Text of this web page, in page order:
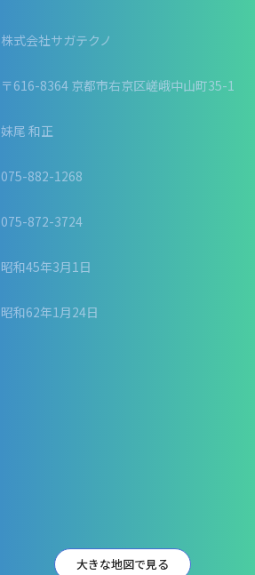
株式会社サガテクノ
〒616-8364 京都市右京区嵯峨中山町35-1
妹尾 和正
075-882-1268
075-872-3724
昭和45年3月1日
昭和62年1月24日
大きな地図で見る